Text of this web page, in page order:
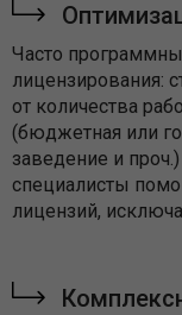
Часто
лицензирования:
от количества
(бюджетная или
заведение и
специалисты
лицензий,